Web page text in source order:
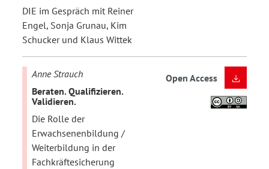
DIE im Gespräch mit Reiner
Engel, Sonja Grunau, Kim
Schucker und Klaus Wittek
Anne Strauch
Beraten. Qualifizieren.
Validieren.
Die Rolle der
Erwachsenenbildung /
Weiterbildung in der
Fachkräftesicherung
Open Access